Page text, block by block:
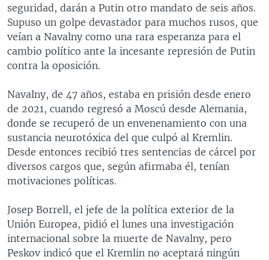
seguridad, darán a Putin otro mandato de seis años.
Supuso un golpe devastador para muchos rusos, que
veían a Navalny como una rara esperanza para el
cambio político ante la incesante represión de Putin
contra la oposición.
Navalny, de 47 años, estaba en prisión desde enero
de 2021, cuando regresó a Moscú desde Alemania,
donde se recuperó de un envenenamiento con una
sustancia neurotóxica del que culpó al Kremlin.
Desde entonces recibió tres sentencias de cárcel por
diversos cargos que, según afirmaba él, tenían
motivaciones políticas.
Josep Borrell, el jefe de la política exterior de la
Unión Europea, pidió el lunes una investigación
internacional sobre la muerte de Navalny, pero
Peskov indicó que el Kremlin no aceptará ningún